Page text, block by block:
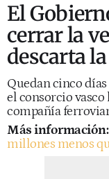
El
cerrar la
descarta
Quedan cinco
el consorcio
compañía
Más información:
millones menos